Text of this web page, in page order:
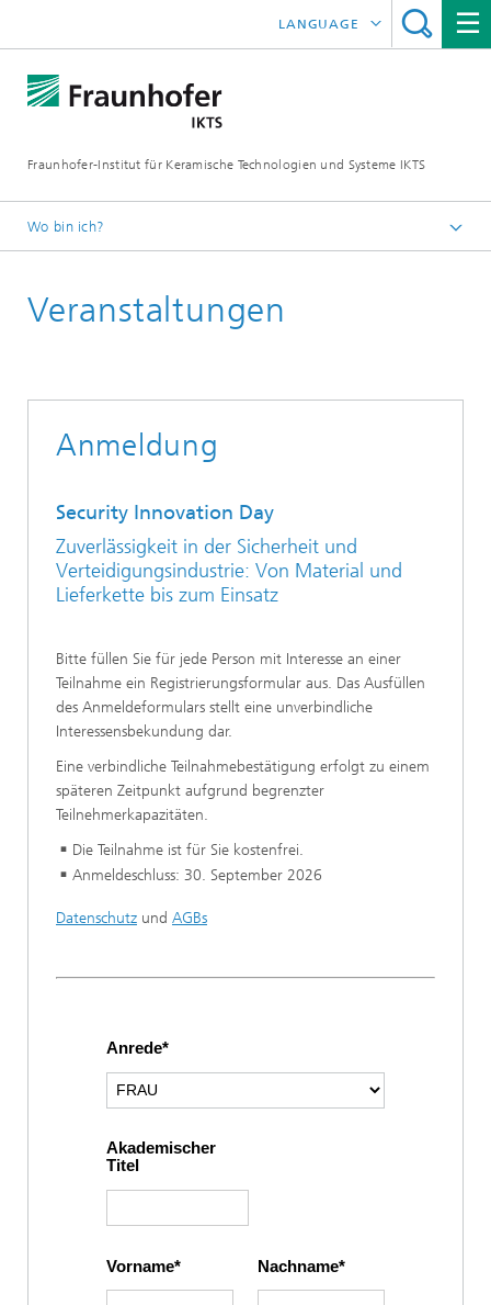
Fraunhofer-Institut für Keramische Technologien und Systeme IKTS
LANGUAGE
ČESKÝ
Wo bin ich?
Messen / Veranstaltungen
Veranstaltungen
Anmeldung
Security Innovation Day
Zuverlässigkeit in der Sicherheit und
Verteidigungsindustrie: Von Material und
Lieferkette bis zum Einsatz
Bitte füllen Sie für jede Person mit Interesse an einer
Teilnahme ein Registrierungsformular aus. Das Ausfüllen
des Anmeldeformulars stellt eine unverbindliche
Interessensbekundung dar.
Eine verbindliche Teilnahmebestätigung erfolgt zu einem
späteren Zeitpunkt aufgrund begrenzter
Teilnehmerkapazitäten.
Die Teilnahme ist für Sie kostenfrei.
Anmeldeschluss: 30. September 2026
Datenschutz und AGBs
Anrede
Akademischer
Titel
Vorname Nachname